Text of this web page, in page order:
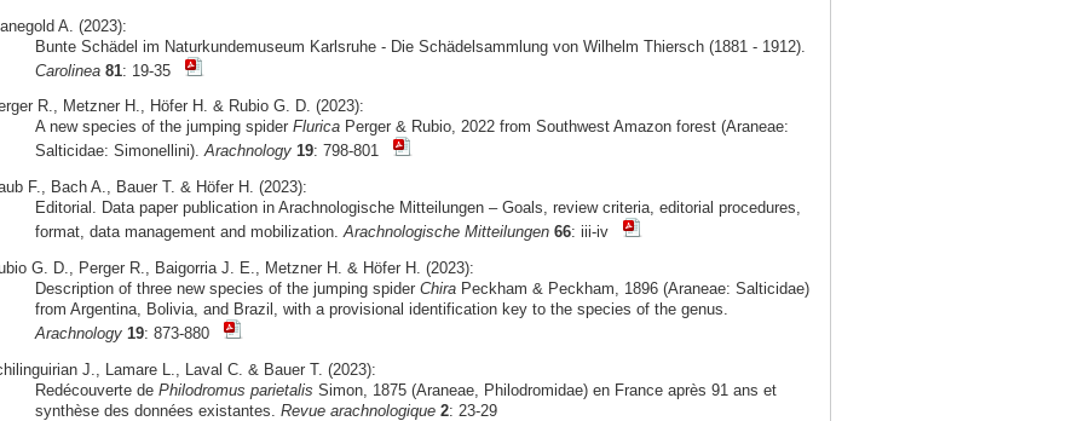
A. (2023):
Bunte Schädel im Naturkundemuseum Karlsruhe - Die Schädelsammlung von Wilhelm Thiersch (1881 - 1912).
Carolinea 81: 19-35
R., Metzner H., Höfer H. & Rubio G. D. (2023):
A new species of the jumping spider FluricaPerger & Rubio, 2022 from Southwest Amazon forest (Araneae:
Salticidae: Simonellini).Arachnology 19: 798-801
F., Bach A., Bauer T. & Höfer H. (2023):
Editorial. Data paper publication in Arachnologische Mitteilungen – Goals, review criteria, editorial procedures,
format, data management and mobilization.Arachnologische Mitteilungen 66: iii-iv
G. D., Perger R., Baigorria J. E., Metzner H. & Höfer H. (2023):
Description of three new species of the jumping spider ChiraPeckham & Peckham, 1896 (Araneae: Salticidae)
from Argentina, Bolivia, and Brazil, with a provisional identification key to the species of the genus.
Arachnology 19: 873-880
J., Lamare L., Laval C. & Bauer T. (2023):
Redécouverte de Philodromus parietalis Simon, 1875 (Araneae, Philodromidae) en France après 91 ans et
synthèse des données existantes. Revue arachnologique 2: 23-29